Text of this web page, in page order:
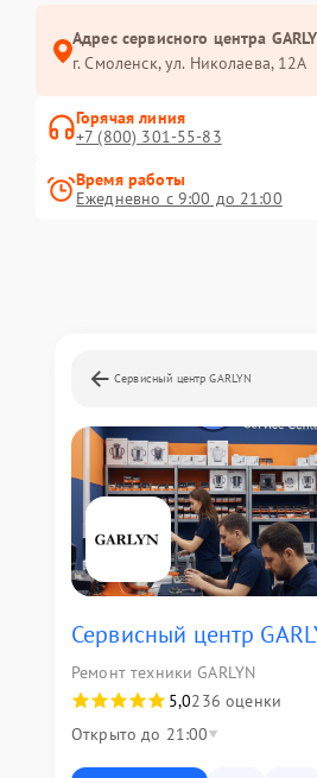
Адрес сервисного центра
г. Смоленск, ул. Николаева, 12А
Горячая линия
+7 (800) 301-55-83
Время работы
Ежедневно с 9:00 до 21:00
Сервисный центр GARLYN
Сервисный центр
Ремонт техники GARLYN
5,0236 оценки
Открыто до 21:00